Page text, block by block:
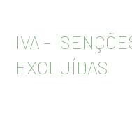
IVA –
EXCLUÍDAS